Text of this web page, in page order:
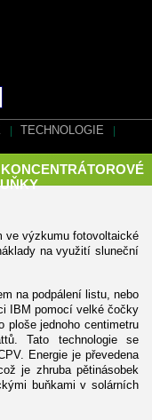
TECHNOLOGIE
ve výzkumu fotovoltaické
na využití sluneční
na podpálení listu, nebo
IBM pomocí velké čočky
ploše jednoho centimetru
Tato technologie se
Energie je převedena
je zhruba pětinásobek
buňkami v solárních